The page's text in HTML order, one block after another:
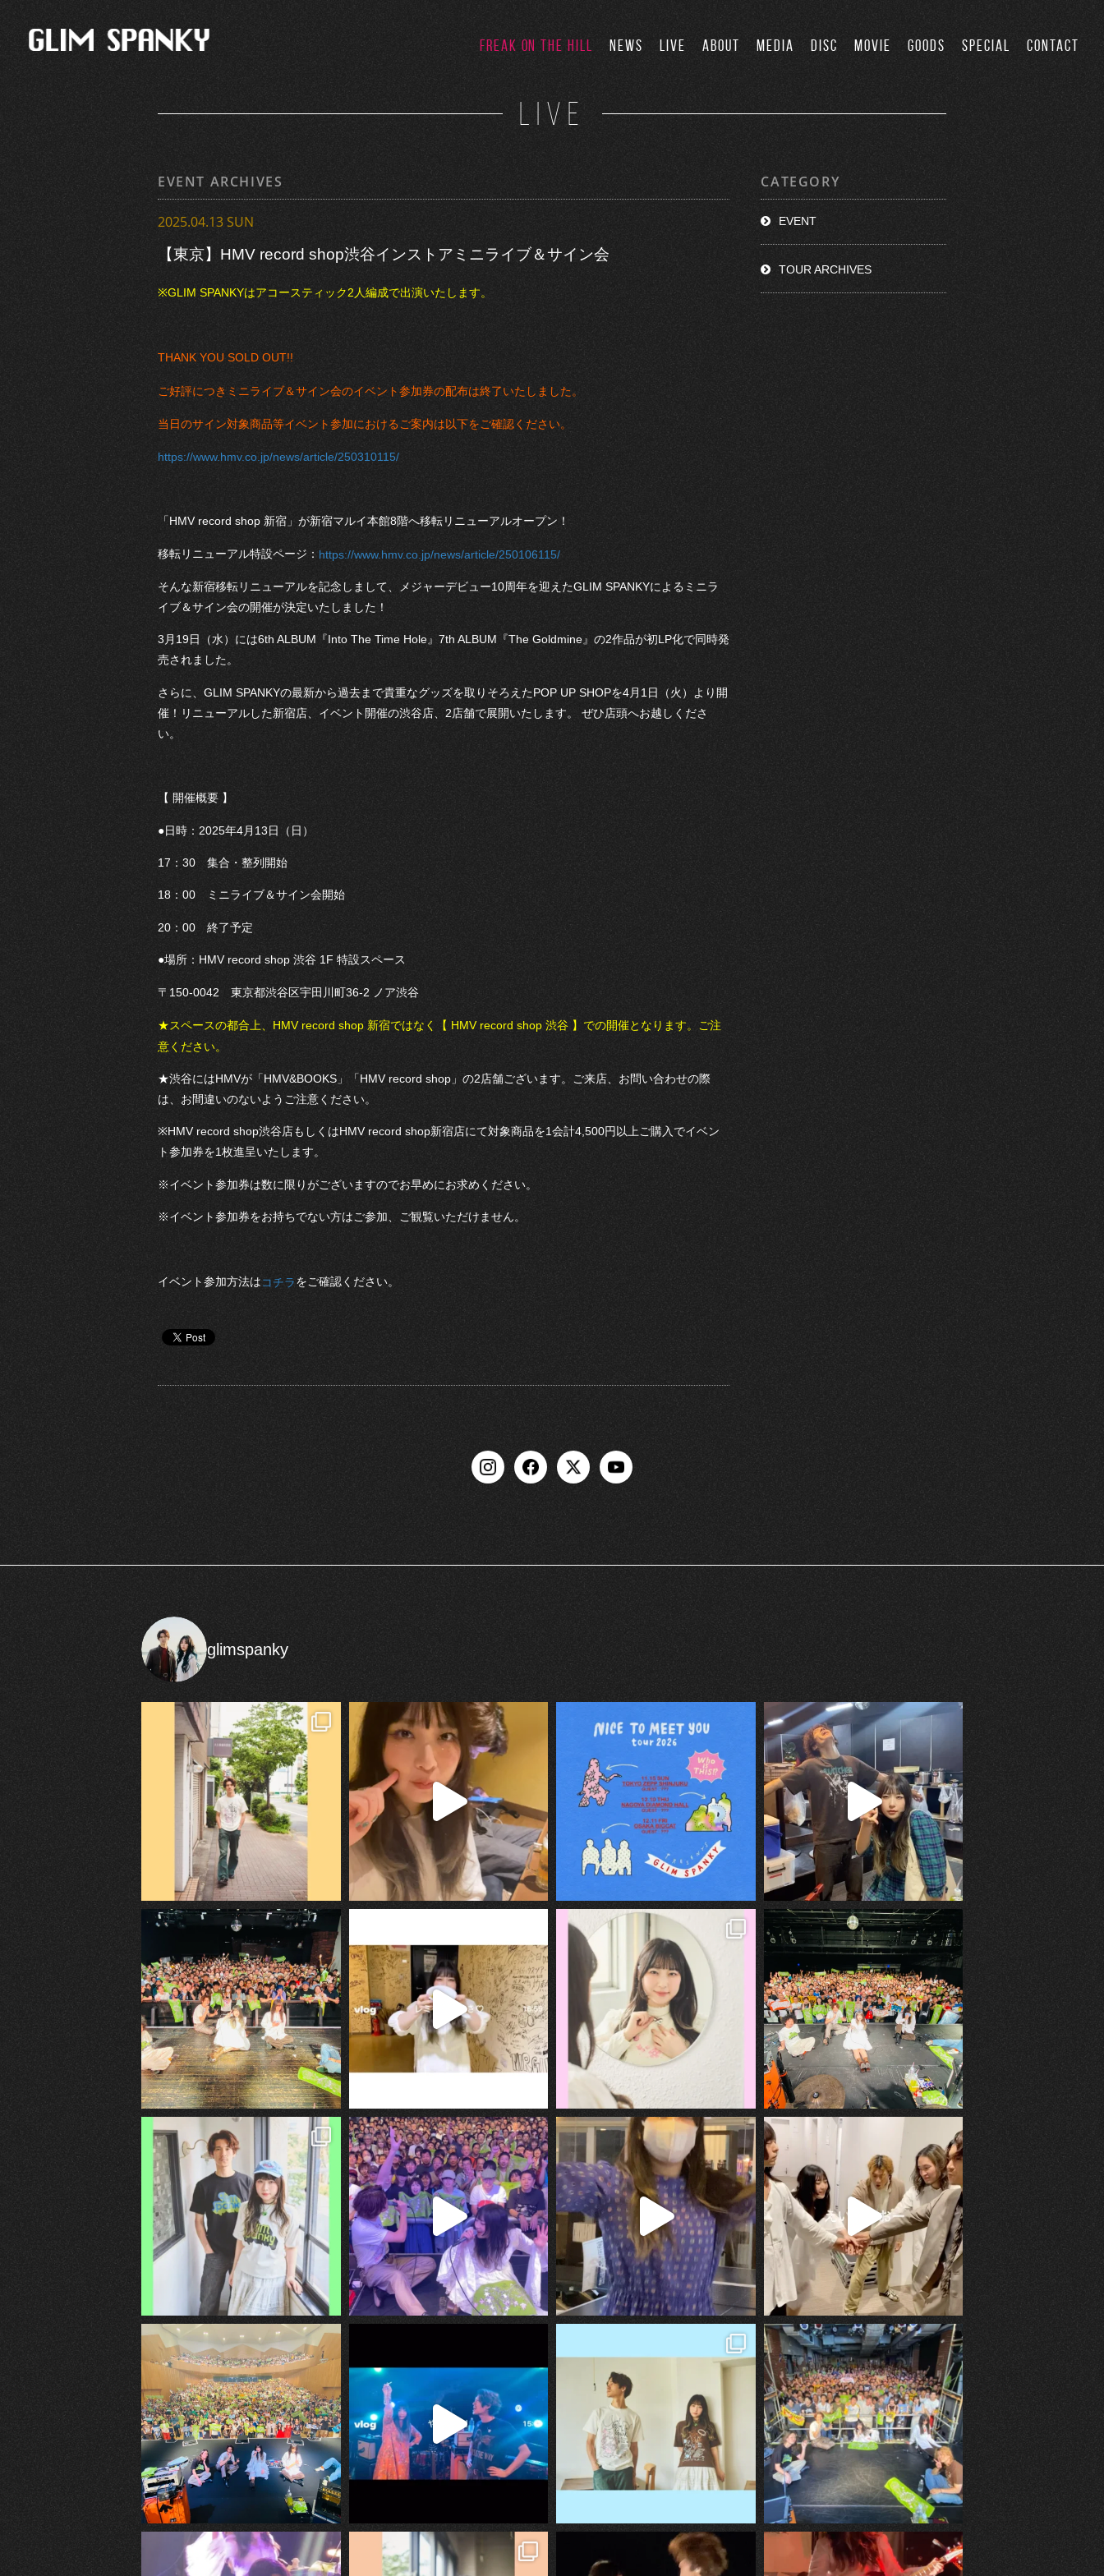
FREAK ON THE HILL NEWS LIVE ABOUT MEDIA DISC MOVIE GOODS SPECIAL CONTACT
LIVE
EVENT ARCHIVES
2025.04.13 SUN
【東京】HMV record shop渋谷インストアミニライブ＆サイン会
※GLIM SPANKYはアコースティック2人編成で出演いたします。
THANK YOU SOLD OUT!!
ご好評につきミニライブ＆サイン会のイベント参加券の配布は終了いたしました。
当日のサイン対象商品等イベント参加におけるご案内は以下をご確認ください。
https://www.hmv.co.jp/news/article/250310115/
「HMV record shop 新宿」が新宿マルイ本館8階へ移転リニューアルオープン！
移転リニューアル特設ページ： https://www.hmv.co.jp/news/article/250106115/
そんな新宿移転リニューアルを記念しまして、メジャーデビュー10周年を迎えたGLIM SPANKYによるミニラ
イブ＆サイン会の開催が決定いたしました！
3月19日（水）には6th ALBUM『Into The Time Hole』7th ALBUM『The Goldmine』の2作品が初LP化で同時発
売されました。
さらに、GLIM SPANKYの最新から過去まで貴重なグッズを取りそろえたPOP UP SHOPを4月1日（火）より開
催！リニューアルした新宿店、イベント開催の渋谷店、2店舗で展開いたします。 ぜひ店頭へお越しくださ
い。
【 開催概要 】
●日時：2025年4月13日（日）
17：30 集合・整列開始
18：00 ミニライブ＆サイン会開始
20：00 終了予定
●場所：HMV record shop 渋谷 1F 特設スペース
〒150-0042 東京都渋谷区宇田川町36-2 ノア渋谷
★スペースの都合上、HMV record shop 新宿ではなく【 HMV record shop 渋谷 】での開催となります。ご注
意ください。
★渋谷にはHMVが「HMV&BOOKS」「HMV record shop」の2店舗ございます。ご来店、お問い合わせの際
は、お間違いのないようご注意ください。
※HMV record shop渋谷店もしくはHMV record shop新宿店にて対象商品を1会計4,500円以上ご購入でイベン
ト参加券を1枚進呈いたします。
※イベント参加券は数に限りがございますのでお早めにお求めください。
※イベント参加券をお持ちでない方はご参加、ご観覧いただけません。
イベント参加方法はコチラをご確認ください。
CATEGORY
EVENT
TOUR ARCHIVES
glimspanky